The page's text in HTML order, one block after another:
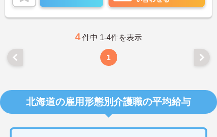
4 件中 1-4件を表示
1
北海道の雇用形態別介護職の平均給与